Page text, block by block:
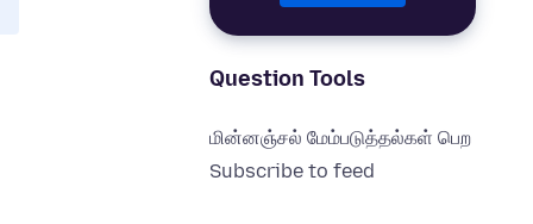
Question Tools
மின்னஞ்சல் மேம்படுத்தல்கள் பெற
Subscribe to feed